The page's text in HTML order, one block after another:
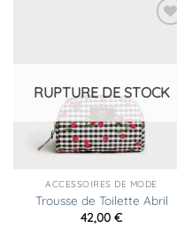
RUPTURE DE STOCK
ACCESSOIRES DE MODE
Trousse de Toilette Abril
42,00 €